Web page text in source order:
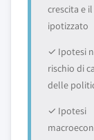
crescita e
ipotizzato
✓ Ipotesi
rischio di
delle
✓ Ipotesi